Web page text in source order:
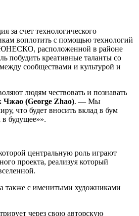
за счет технологического
воплотить с помощью технологий
ЮНЕСКО, расположенной в районе
побудить креативные таланты со
сообществами и культурой и
людям чествовать и познавать
(George Zhao). — Мы
что будет вносить вклад в бум
будущее»».
центральную роль играют
проекта, реализуя который
также с именитыми художниками
через свою авторскую